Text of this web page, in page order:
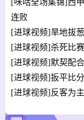
[咪咕全场集锦]西
连败
[进球视频]旱地拔
[进球视频]杀死比
[进球视频]默契配
[进球视频]扳平比
[进球视频]反客为